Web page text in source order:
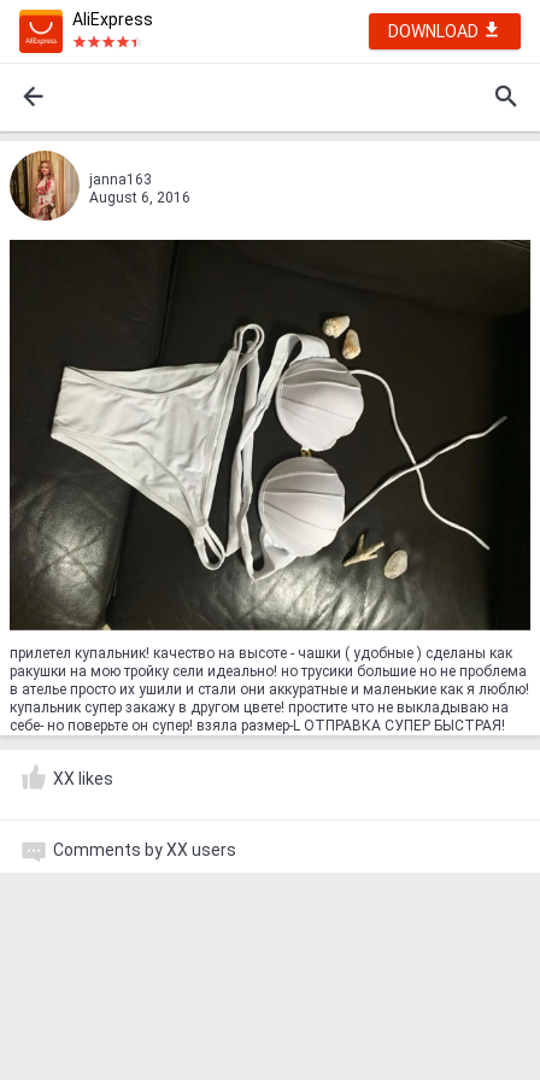
AliExpress
DOWNLOAD
janna163
August 6, 2016
прилетел купальник! качество на высоте - чашки ( удобные ) сделаны как
ракушки на мою тройку сели идеально! но трусики большие но не проблема
в ателье просто их ушили и стали они аккуратные и маленькие как я люблю!
купальник супер закажу в другом цвете! простите что не выкладываю на
себе- но поверьте он супер! взяла размер-L ОТПРАВКА СУПЕР БЫСТРАЯ!
XX likes
Comments by XX users